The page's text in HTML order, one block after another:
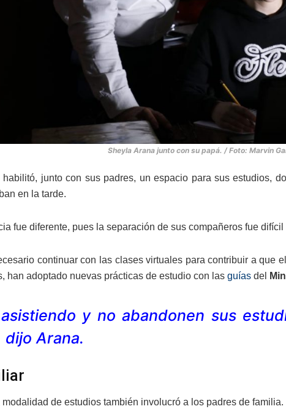
Sheyla Arana junto con su papá. / Foto: Marvin
habilitó, junto con sus padres, un espacio para sus estudios,
en la tarde.
fue diferente, pues la separación de sus compañeros fue
continuar con las clases virtuales para contribuir a que
han adoptado nuevas prácticas de estudio con las guías del
asistiendo y no abandonen sus
dijo Arana.
de estudios también involucró a los padres de